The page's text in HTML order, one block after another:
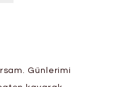
Günlerimi